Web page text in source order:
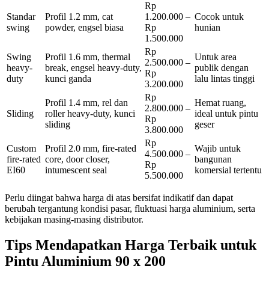
Standar
swing
Profil 1.2 mm, cat
powder, engsel biasa
Rp
1.200.000 –
Rp
1.500.000
Cocok untuk
hunian
Swing
heavy-
duty
Profil 1.6 mm, thermal
break, engsel heavy-duty,
kunci ganda
Rp
2.500.000 –
Rp
3.200.000
Untuk area
publik dengan
lalu lintas tinggi
Sliding
Profil 1.4 mm, rel dan
roller heavy-duty, kunci
sliding
Rp
2.800.000 –
Rp
3.800.000
Hemat ruang,
ideal untuk pintu
geser
Custom
fire-rated
EI60
Profil 2.0 mm, fire-rated
core, door closer,
intumescent seal
Rp
4.500.000 –
Rp
5.500.000
Wajib untuk
bangunan
komersial tertentu
Perlu diingat bahwa harga di atas bersifat indikatif dan dapat
berubah tergantung kondisi pasar, fluktuasi harga aluminium, serta
kebijakan masing-masing distributor.
Tips Mendapatkan Harga Terbaik untuk
Pintu Aluminium 90 x 200